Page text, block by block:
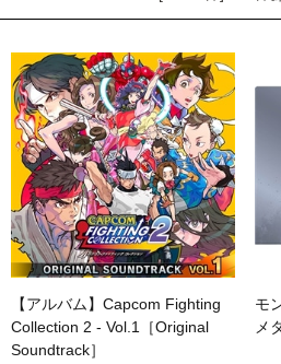
【アルバム】Capcom Fighting
Collection 2 - Vol.1［Original
Soundtrack］
モ
メ